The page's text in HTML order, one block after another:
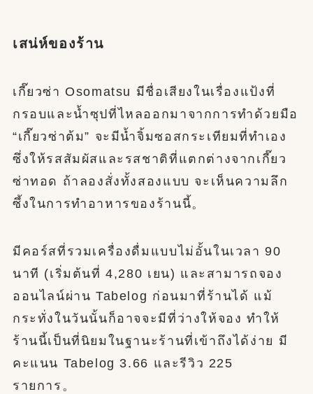
เสน่ห์ของร้าน
เกี๊ยวซ่า Osomatsu มีชื่อเสียงในเรื่องแป้งที่
กรอบและน้ำซุปที่ไหลออกมาจากการทำด้วยมือ
“เกี๊ยวซ่าต้ม” จะมีน้ำจิ้มซอสกระเทียมที่ทำเอง
ซึ่งให้รสสัมผัสและรสชาติที่แตกต่างจากเกี๊ยว
ซ่าทอด ถ้าลองสั่งทั้งสองแบบ จะเห็นความลึก
ซึ้งในการทำอาหารของร้านนี้。
มีคอร์สที่รวมเครื่องดื่มแบบไม่อั้นในเวลา 90
นาที (เริ่มต้นที่ 4,280 เยน) และสามารถจอง
ออนไลน์ผ่าน Tabelog ก่อนมาที่ร้านได้ แม้
กระทั่งในวันนั้นก็อาจจะมีที่ว่างให้จอง ทำให้
ร้านนี้เป็นที่นิยมในฐานะร้านที่เข้าถึงได้ง่าย มี
คะแนน Tabelog 3.66 และรีวิว 225
รายการ。